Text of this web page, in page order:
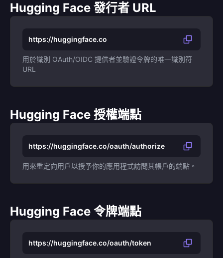
Hugging Face 發行者 URL
https://huggingface.co
用於識別 OAuth/OIDC 提供者並驗證令牌的唯一識別符
URL
Hugging Face 授權端點
https://huggingface.co/oauth/authorize
用來重定向用戶以授予你的應用程式訪問其帳戶的端點。
Hugging Face 令牌端點
https://huggingface.co/oauth/token